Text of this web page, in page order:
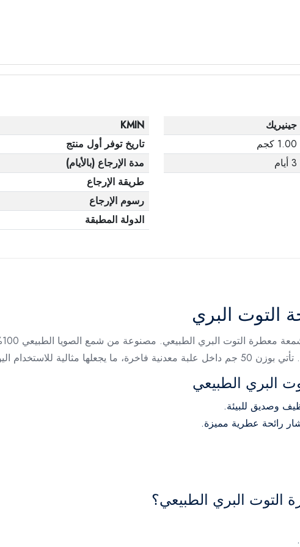
جينيريك
1.00 كجم
3 أيام
KMIN
تاريخ توفر أول منتج
مدة الإرجاع (بالأيام)
طريقة الإرجاع
رسوم الإرجاع
الدولة المطبقة
التوت البري
اليومي أو كهدية أنيقة.
البري الطبيعي
البري الطبيعي؟